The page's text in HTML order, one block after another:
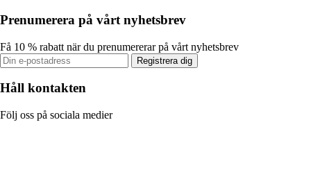
Prenumerera på vårt nyhetsbrev
Få 10 % rabatt när du prenumererar på vårt nyhetsbrev
Registrera dig
Håll kontakten
Följ oss på sociala medier